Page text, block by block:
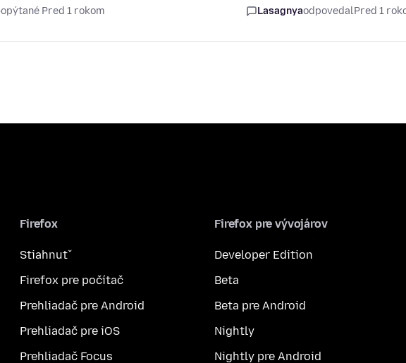
opýtané Pred 1 rokom LasagnyaodpovedalPred 1
Firefox
Stiahnuť
Firefox pre počítač
Prehliadač pre Android
Prehliadač pre iOS
Prehliadač Focus
Firefox pre vývojárov
Developer Edition
Beta
Beta pre Android
Nightly
Nightly pre Android